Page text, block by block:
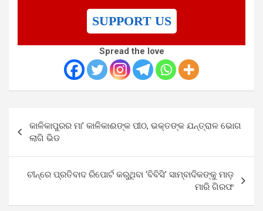
SUPPORT US
Spread the love
navigation
କାଳିକାପୁରର ମା’ କାଳିକାଈଙ୍କ ପୀଠ, ଭକ୍ତଙ୍କ ଯନ୍ତ୍ରାଳ ଭୋଗ
ଲାଗି ଭିଡ
ଚୀନ୍‌ରେ ପ୍ରତିବାଦ ରିପୋର୍ଟ କରୁଥିବା ‘ବିବିସି’ ସାମ୍ବାଦିକଙ୍କୁ ମାଡ଼
ମାରି ଗିରଫ